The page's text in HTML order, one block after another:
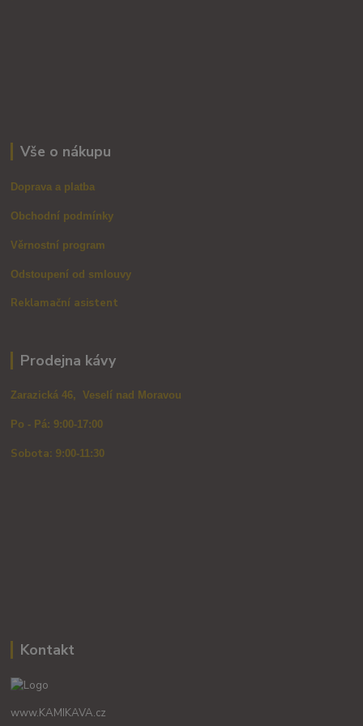
Vše o nákupu
Doprava a platba
Obchodní podmínky
Věrnostní program
Odstoupení od smlouvy
Reklamační asistent
Prodejna kávy
Zarazická 46, Veselí nad Moravou
Po - Pá: 9:00-17:00
Sobota: 9:00-11:30
Kontakt
www.KAMIKAVA.cz